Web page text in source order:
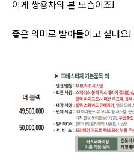
이게 쌍용차의 본 모습이죠!
좋은 의미로 받아들이고 싶네요!